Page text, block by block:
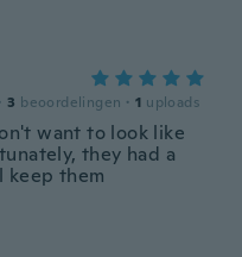
· 3 beoordelingen · 1 uploads
want to look like
they had a
keep them